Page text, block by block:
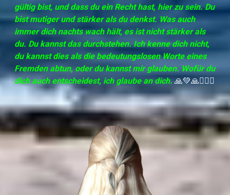
gültig bist, und dass du ein Recht hast, hier zu sein. Du
bist mutiger und stärker als du denkst. Was auch
immer dich nachts wach hält, es ist nicht stärker als
du. Du kannst das durchstehen. Ich kenne dich nicht,
du kannst dies als die bedeutungslosen Worte eines
Fremden abtun, oder du kannst mir glauben. Wofür du
dich auch entscheidest, ich glaube an dich.🙏💚🙏🧜🏼‍♀️